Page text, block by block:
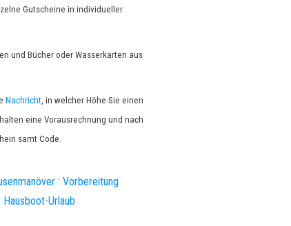
Gutscheine in individueller
und Bücher oder Wasserkarten aus
Nachricht , in welcher Höhe Sie einen
eine Vorausrechnung und nach
samt Code.